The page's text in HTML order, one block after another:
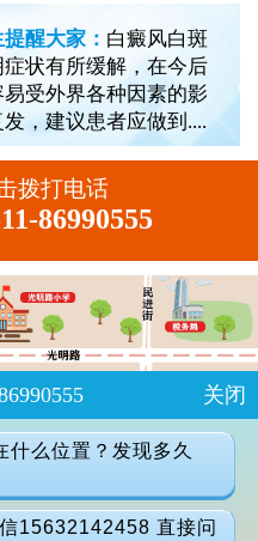
醒大家： 白癜风白斑
状有所缓解，在今后
受外界各种因素的影
，建议患者应做到....
拨打电话
86990555
关闭
么位置？发现多久
15632142458 直接问